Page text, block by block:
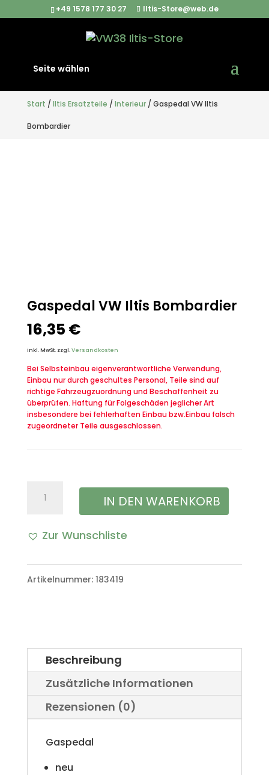
+49 1578 177 30 27 Iltis-Store@web.de
Seite wählen
Start / Iltis Ersatzteile / Interieur/ Gaspedal VW Iltis
Bombardier
Gaspedal VW Iltis Bombardier
16,35 €
inkl. MwSt. zzgl.Versandkosten
Bei Selbsteinbau eigenverantwortliche Verwendung,
Einbau nur durch geschultes Personal, Teile sind auf
richtige Fahrzeugzuordnung und Beschaffenheit zu
überprüfen. Haftung für Folgeschäden jeglicher Art
insbesondere bei fehlerhaften Einbau bzw.Einbau falsch
zugeordneter Teile ausgeschlossen.
Gaspedal
Iltis
Menge
IN DEN WARENKORB
Zur Wunschliste
l
r
n
Artikelnummer: 183419
Beschreibung
Zusätzliche Informationen
Rezensionen (0)
Gaspedal
neu